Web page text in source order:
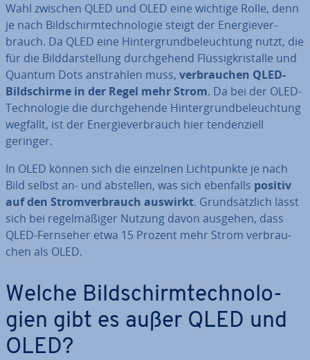
Wahl zwischen QLED und OLED eine wichtige Rolle, denn
je nach Bild­schirm­tech­no­lo­gie steigt der En­er­gie­ver­
brauch. Da QLED eine Hin­ter­grund­be­leuch­tung nutzt, die
für die Bild­dar­stel­lung durch­ge­hend Flüs­sig­kris­tal­le und
Quantum Dots an­strah­len muss, ver­brau­chen QLED-
Bild­schir­me in der Regel mehr Strom. Da bei der OLED-
Tech­no­lo­gie die durch­ge­hen­de Hin­ter­grund­be­leuch­tung
wegfällt, ist der En­er­gie­ver­brauch hier ten­den­zi­ell
geringer.
In OLED können sich die einzelnen Licht­punk­te je nach
Bild selbst an- und abstellen, was sich ebenfalls positiv
auf den Strom­ver­brauch auswirkt. Grund­sätz­lich lässt
sich bei re­gel­mä­ßi­ger Nutzung davon ausgehen, dass
QLED-Fernseher etwa 15 Prozent mehr Strom ver­brau­
chen als OLED.
Welche Bild­schirm­tech­no­lo­
gien gibt es außer QLED und
OLED?